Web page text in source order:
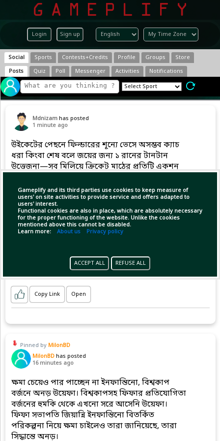
Login Sign up
Gameplify and its third parties use cookies to keep measure of
users' on site activities to provide service and offers adapted to
users' interest.
Functional cookies are also in place, which are absolutely necessary
for the proper functioning of the website. Unlike the cookies
mentioned above this cannot be disabled.
Learn more: About us Privacy policy
ACCEPT ALL REFUSE ALL
Social Sports Contests+Credits Profile Groups
Store
Posts
Quiz Poll Messenger Activities Notifications
Mdnizam has posted
1 minute ago
উইকেটের পেছনে ফিল্ডারের শূন্যে ভেসে অসম্ভব ক্যাচ
ধরা কিংবা শেষ বলে জয়ের জন্য ১ রানের টানটান
উত্তেজনা—সব মিলিয়ে ক্রিকেট মাঠের প্রতিটি একশন
​মাঠের সেই দুর্দান্ত একশনের একটি মুহূর্ত:​#Cricket
#CricketLovers #Crick
Copy Link Open
Pinned by MilonBD
MilonBD has posted
16 minutes ago
ক্ষমা চেয়েও পার পাচ্ছেন না ইনফান্তিনো, বিশ্বকাপ
বর্জনে অনড় উয়েফা। বিশ্বকাপসহ ফিফার প্রতিযোগিতা
বর্জনের হুমকি থেকে এখনো সরে আসেনি উয়েফা।
ফিফা সভাপতি জিয়ান্নি ইনফান্তিনো বিতর্কিত
পরিকল্পনা নিয়ে ক্ষমা চাইলেও তারা জানিয়েছে, তারা
সিদ্ধান্তে অনড়।